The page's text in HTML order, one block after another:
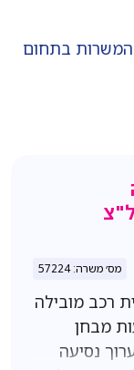
בתחום
מס׳ משרה: 57224
רכב מובילה
מבחן
נסיעה